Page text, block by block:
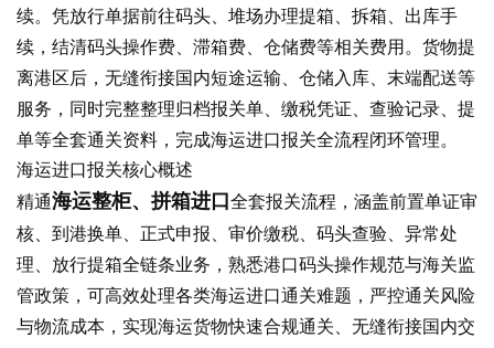
续。凭放行单据前往码头、堆场办理提箱、拆箱、出库手
续，结清码头操作费、滞箱费、仓储费等相关费用。货物提
离港区后，无缝衔接国内短途运输、仓储入库、末端配送等
服务，同时完整整理归档报关单、缴税凭证、查验记录、提
单等全套通关资料，完成海运进口报关全流程闭环管理。
海运进口报关核心概述
精通海运整柜、拼箱进口全套报关流程，涵盖前置单证审
核、到港换单、正式申报、审价缴税、码头查验、异常处
理、放行提箱全链条业务，熟悉港口码头操作规范与海关监
管政策，可高效处理各类海运进口通关难题，严控通关风险
与物流成本，实现海运货物快速合规通关、无缝衔接国内交